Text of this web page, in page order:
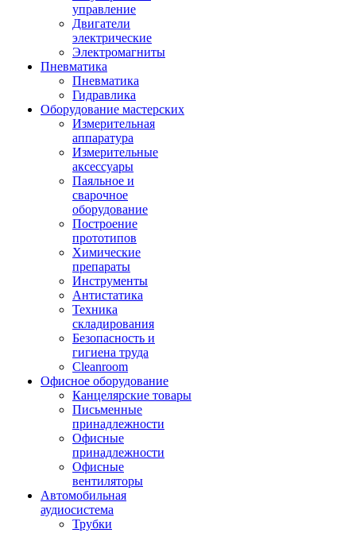
управление
Двигатели
электрические
Электромагниты
Пневматика
Пневматика
Гидравлика
Оборудование мастерских
Измерительная
аппаратура
Измерительные
аксессуары
Паяльное и
сварочное
оборудование
Построение
прототипов
Химические
препараты
Инструменты
Aнтистатика
Техника
складирования
Безопасность и
гигиена труда
Cleanroom
Офисное оборудование
Канцелярские товары
Письменные
принадлежности
Офисные
принадлежности
Офисные
вентиляторы
Автомобильная
аудиосистема
Трубки